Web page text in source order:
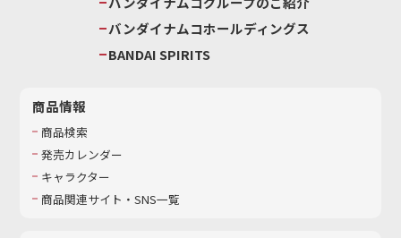
バンダイナムコホールディングス
BANDAI SPIRITS
商品情報
商品検索
発売カレンダー
キャラクター
商品関連サイト・SNS一覧